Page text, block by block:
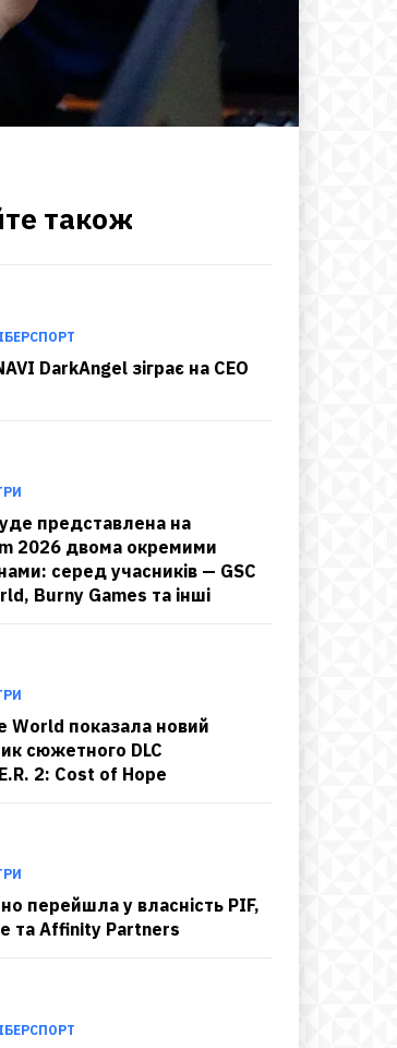
також
DarkAngel зіграє на CEO
представлена на
2026 двома окремими
серед учасників — GSC
Burny Games та інші
World показала новий
сюжетного DLC
2: Cost of Hope
перейшла у власність PIF,
та Affinity Partners